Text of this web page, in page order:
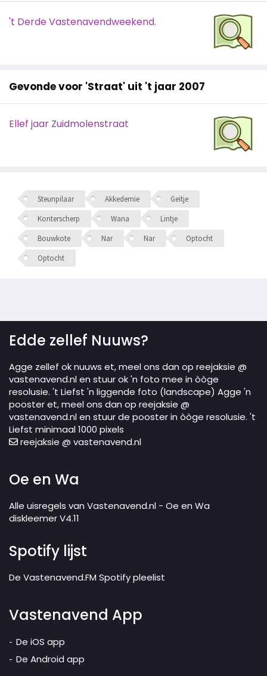
't Derde Vastenavendweekend.
Gevonde voor 'Straat' uit 't jaar 2007
Ellef jaar Zuidmolenstraat
Steunpilaar Akkedemie
Geitje
Konterscherp
Wana
Lintje
Bouwkote
Nar Nar
Optocht
Optocht
Edde zellef Nuuws?
Agge zellef ok nuuws et, meel ons dan op reejaksie @
vastenavend.nl en stuur ok 'n foto mee in òòge
resolusie. 't Liefst 'n liggende foto (landscape) Agge 'n
pooster et, meel ons dan op reejaksie @
vastenavend.nl en stuur de pooster in òòge resolusie. 't
Liefst minimaal 1000 pixels
reejaksie @ vastenavend.nl
Oe en Wa
Alle uisregels van Vastenavend.nl - Oe en Wa
diskleemer V4.11
Spotify lijst
De Vastenavend.FM Spotify pleelist
Vastenavend App
De iOS app
De Android app